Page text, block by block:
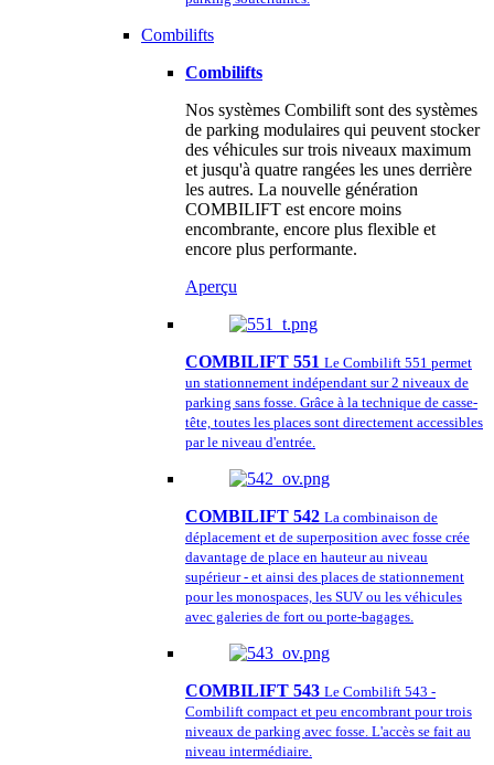
Combilifts
Combilifts
Nos systèmes Combilift sont des systèmes
de parking modulaires qui peuvent stocker
des véhicules sur trois niveaux maximum
et jusqu'à quatre rangées les unes derrière
les autres. La nouvelle génération
COMBILIFT est encore moins
encombrante, encore plus flexible et
encore plus performante.
Aperçu
COMBILIFT 551 Le Combilift 551 permet
un stationnement indépendant sur 2 niveaux de
parking sans fosse. Grâce à la technique de casse-
tête, toutes les places sont directement accessibles
par le niveau d'entrée.
COMBILIFT 542 La combinaison de
déplacement et de superposition avec fosse crée
davantage de place en hauteur au niveau
supérieur - et ainsi des places de stationnement
pour les monospaces, les SUV ou les véhicules
avec galeries de fort ou porte-bagages.
COMBILIFT 543 Le Combilift 543 -
Combilift compact et peu encombrant pour trois
niveaux de parking avec fosse. L'accès se fait au
niveau intermédiaire.